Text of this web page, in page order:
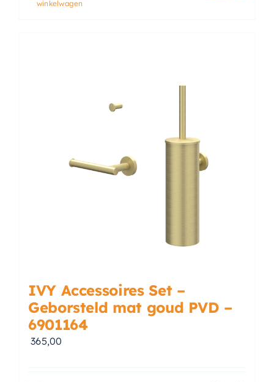
winkelwagen
IVY Accessoires Set –
Geborsteld mat goud PVD –
6901164
365,00